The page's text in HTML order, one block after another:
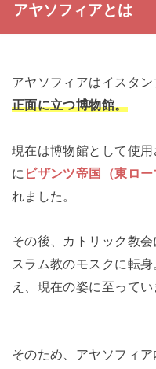
アヤソフィアとは
アヤソフィアはイスタ
正面に立つ博物館。
現在は博物館として使
に ビザンツ帝国（東ロ
れました。
その後、カトリック教
スラム教のモスクに転
え、現在の姿に至ってい
そのため、アヤソフィ